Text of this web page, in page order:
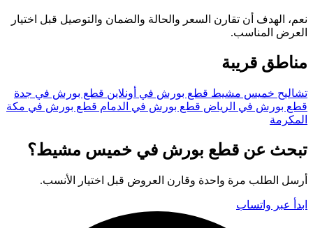
نعم، الهدف أن تقارن السعر والحالة والضمان والتوصيل قبل اختيار
العرض المناسب.
مناطق قريبة
تشاليح خميس مشيط قطع بورش في أونلاين قطع بورش في جدة
قطع بورش في الرياض قطع بورش في الدمام قطع بورش في مكة
المكرمة
تبحث عن قطع بورش في خميس مشيط؟
أرسل الطلب مرة واحدة وقارن العروض قبل اختيار الأنسب.
ابدأ عبر واتساب